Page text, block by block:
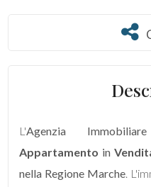
L'Agenzia
Appartamento in
nella Regione Marche.
Totale